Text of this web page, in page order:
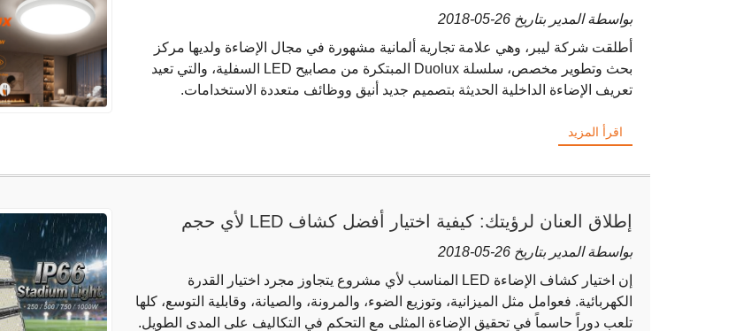
بواسطة المدير بتاريخ 26-05-2018
أطلقت شركة ليبر، وهي علامة تجارية ألمانية مشهورة في مجال الإضاءة ولديها مركز
بحث وتطوير مخصص، سلسلة Duolux المبتكرة من مصابيح LED السفلية، والتي تعيد
تعريف الإضاءة الداخلية الحديثة بتصميم جديد أنيق ووظائف متعددة الاستخدامات.
اقرأ المزيد
إطلاق العنان لرؤيتك: كيفية اختيار أفضل كشاف LED لأي حجم
مشروع
بواسطة المدير بتاريخ 26-05-2018
إن اختيار كشاف الإضاءة LED المناسب لأي مشروع يتجاوز مجرد اختيار القدرة
الكهربائية. فعوامل مثل الميزانية، وتوزيع الضوء، والمرونة، والصيانة، وقابلية التوسع، كلها
تلعب دوراً حاسماً في تحقيق الإضاءة المثلى مع التحكم في التكاليف على المدى الطويل.